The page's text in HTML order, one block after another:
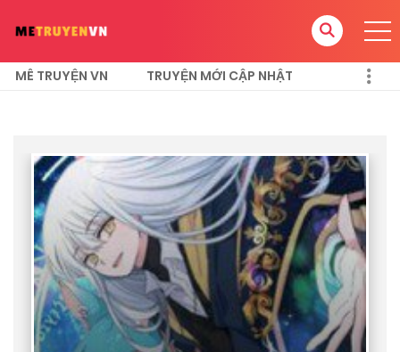
MÊ TRUYỆN VN TRUYỆN MỚI CẬP NHẬT